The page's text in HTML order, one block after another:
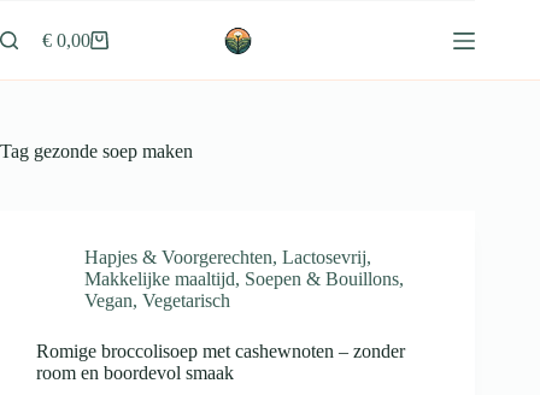
naar
de
Winkelwagen
€ 0,00
Tag gezonde soep maken
Hapjes & Voorgerechten, Lactosevrij,
Makkelijke maaltijd, Soepen & Bouillons,
Vegan, Vegetarisch
Romige broccolisoep met cashewnoten – zonder
room en boordevol smaak